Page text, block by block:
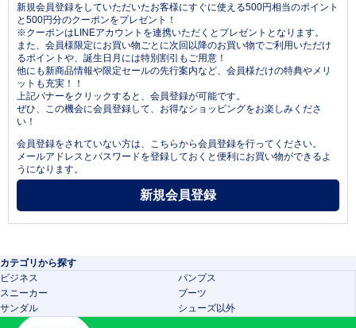
新規会員登録をしていただいたお客様にすぐに使える500円相当のポイント
と500円分のクーポンをプレゼント！
※クーポンはLINEアカウントを連携いただくとプレゼントとなります。
また、会員様限定にお買い物ごとに次回以降のお買い物でご利用いただけ
るポイントや、誕生日月には特別割引もご用意！
他にも新商品情報や限定セールの先行案内など、会員様だけの特典やメリ
ットも充実！！
上記バナーをクリックすると、会員登録が可能です。
ぜひ、この機会に会員登録して、お得なショッピングをお楽しみくださ
い！
会員登録をされていない方は、こちらから会員登録を行ってください。
メールアドレスとパスワードを登録しておくと便利にお買い物ができるよ
うになります。
カテゴリから探す
ビジネス
パンプス
スニーカー
ブーツ
サンダル
シューズ以外